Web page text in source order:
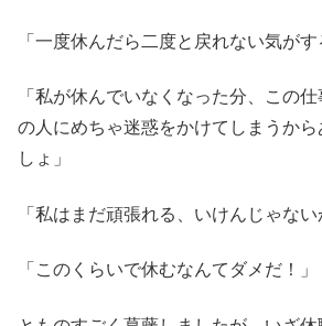
「一度休んだら二度と戻れない気がす
「私が休んでいなくなった分、この
の人にめちゃ迷惑をかけてしまうか
しょ」
「私はまだ頑張れる、いけんじゃない
「このくらいで休むなんてダメだ！」